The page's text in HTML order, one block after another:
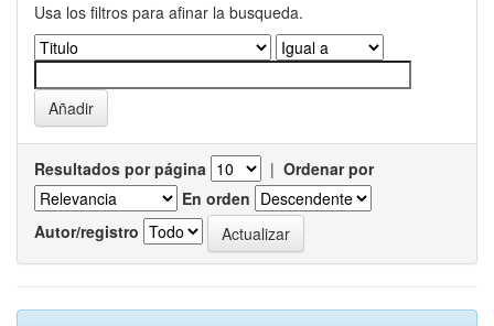
Usa los filtros para afinar la busqueda.
Resultados por página | Ordenar por
En orden
Autor/registro